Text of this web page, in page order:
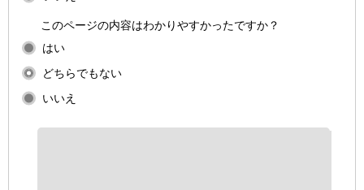
このページの内容はわかりやすかったですか？
はい
どちらでもない
いいえ